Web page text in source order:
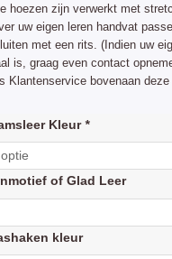
hoezen zijn verwerkt met
uw eigen leren handvat
met een rits. (Indien uw
is, graag even contact
Klantenservice bovenaan deze
Kleur*
of Glad Leer
kleur